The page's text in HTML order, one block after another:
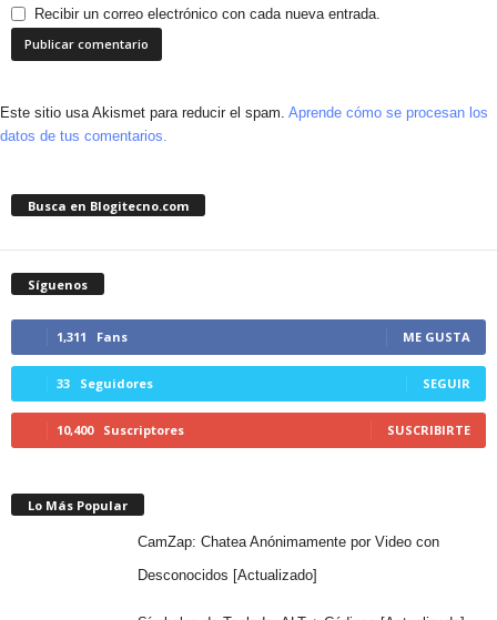
Recibir un correo electrónico con cada nueva entrada.
Este sitio usa Akismet para reducir el spam. Aprende cómo se procesan los
datos de tus comentarios.
Busca en Blogitecno.com
Síguenos
1,311 Fans ME GUSTA
33 Seguidores SEGUIR
10,400 Suscriptores SUSCRIBIRTE
Lo Más Popular
CamZap: Chatea Anónimamente por Video con
Desconocidos [Actualizado]